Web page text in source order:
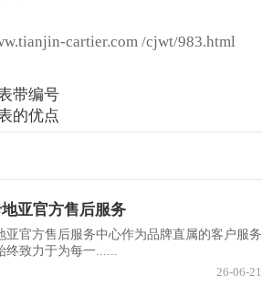
cartier.com /cjwt/983.html
带编号
的优点
亚官方售后服务
亚官方售后服务中心作为品牌直属的客户服务
终致力于为每一......
26-06-21